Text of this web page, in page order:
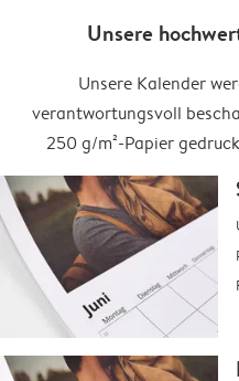
Unsere
Unsere Kalender
verantwortungsvoll
250 g/m²-Papier